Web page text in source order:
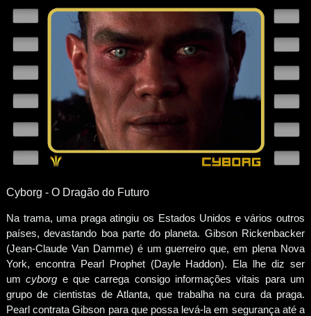
Cyborg - O Dragão do Futuro
Na trama, uma praga atingiu os Estados Unidos e vários outros
países, devastando boa parte do planeta. Gibson Rickenbacker
(Jean-Claude Van Damme) é um guerreiro que, em plena Nova
York, encontra Pearl Prophet (Dayle Haddon). Ela lhe diz ser
umcyborg e que carrega consigo informações vitais para um
grupo de cientistas de Atlanta, que trabalha na cura da praga.
Pearl contrata Gibson para que possa levá-la em segurança até a